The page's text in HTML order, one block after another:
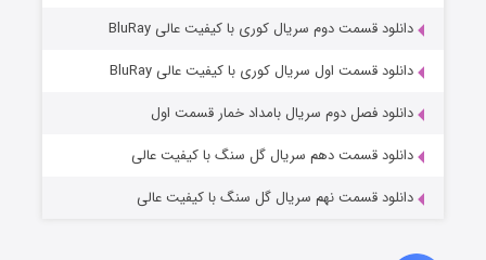
مردگان متحرک: شهر مرده ۳
قسمت۲ (زیرنویس) منتشر شد
دانلود قسمت دوم سریال کوری با کیفیت عالی BluRay
دانلود قسمت اول سریال کوری با کیفیت عالی BluRay
دانلود فصل دوم سریال بامداد خمار قسمت اول
دانلود قسمت دهم سریال گل سنگ با کیفیت عالی
دانلود قسمت نهم سریال گل سنگ با کیفیت عالی